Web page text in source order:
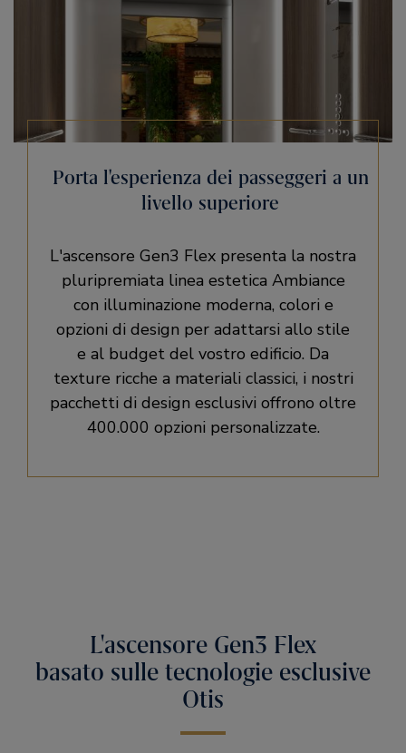
Porta l'esperienza dei passeggeri a un
livello superiore
L'ascensore Gen3 Flex presenta la nostra
pluripremiata linea estetica Ambiance
con illuminazione moderna, colori e
opzioni di design per adattarsi allo stile
e al budget del vostro edificio. Da
texture ricche a materiali classici, i nostri
pacchetti di design esclusivi offrono oltre
400.000 opzioni personalizzate.
L'ascensore Gen3 Flex
basato sulle tecnologie esclusive
Otis